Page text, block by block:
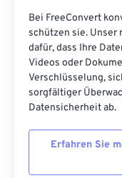
Bei FreeConvert
schützen sie.
dafür, dass Ihre
Videos oder
Verschlüsselung,
sorgfältiger
Datensicherheit ab.
Erfahren Sie